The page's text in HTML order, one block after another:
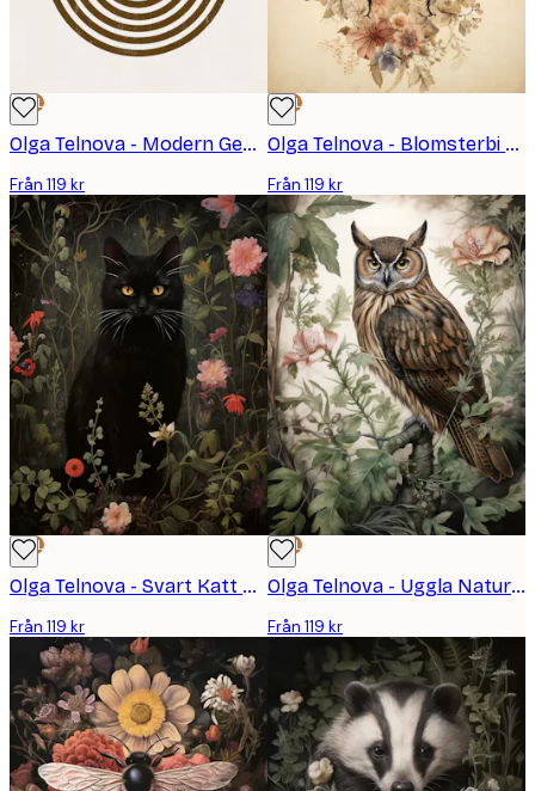
DEAL
Olga Telnova - Modern Geometrisk Poster
Från 119 kr
DEAL
Olga Telnova - Blomsterbi Poster
Från 119 kr
DEAL
Olga Telnova - Svart Katt Poster
Från 119 kr
DEAL
Olga Telnova - Uggla Natur Poster
Från 119 kr